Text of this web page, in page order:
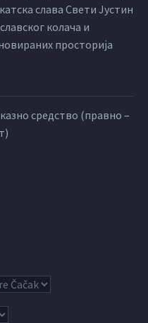
слава Свети Јустин
колача и
просторија
средство (правно –